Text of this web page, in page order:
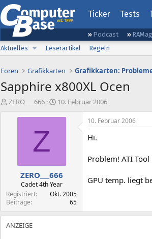
Ticker Tests
Podcast
Aktuelles
Leserartikel Regeln
Foren Grafikkarten Grafikkarten:
Sapphire x800XL Ocen
E
ZERO___666
E
s
t
a
m
10. Februar 2006
Z
ZERO___666
Cadet 4th Year
Registriert
Okt. 2005
Beiträge
65
10. Februar 2006
Hi.
Problem! ATI
GPU temp. liegt